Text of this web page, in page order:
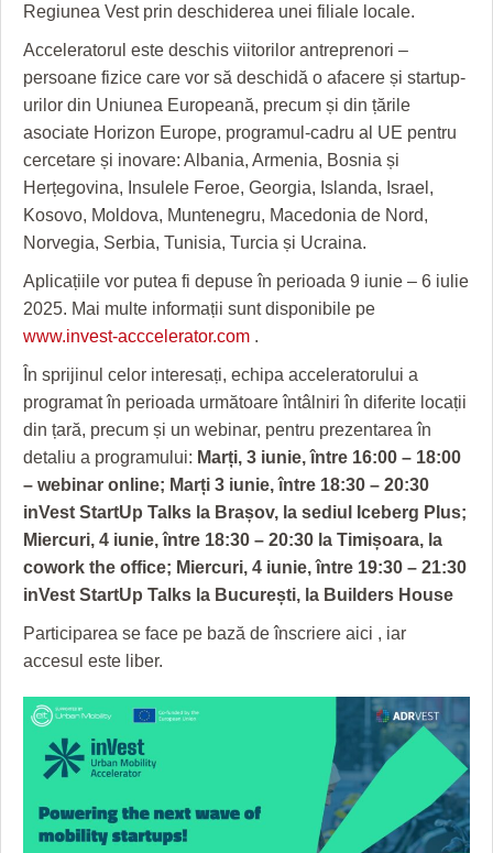
Regiunea Vest prin deschiderea unei filiale locale.
Acceleratorul este deschis viitorilor antreprenori –
persoane fizice care vor să deschidă o afacere și startup-
urilor din Uniunea Europeană, precum și din țările
asociate Horizon Europe, programul-cadru al UE pentru
cercetare și inovare: Albania, Armenia, Bosnia și
Herțegovina, Insulele Feroe, Georgia, Islanda, Israel,
Kosovo, Moldova, Muntenegru, Macedonia de Nord,
Norvegia, Serbia, Tunisia, Turcia și Ucraina.
Aplicațiile vor putea fi depuse în perioada 9 iunie – 6 iulie
2025. Mai multe informații sunt disponibile pe
www.invest-acccelerator.com .
În sprijinul celor interesați, echipa acceleratorului a
programat în perioada următoare întâlniri în diferite locații
din țară, precum și un webinar, pentru prezentarea în
detaliu a programului: Marți, 3 iunie, între 16:00 – 18:00
– webinar online; Marți 3 iunie, între 18:30 – 20:30
inVest StartUp Talks la Brașov, la sediul Iceberg Plus;
Miercuri, 4 iunie, între 18:30 – 20:30 la Timișoara, la
cowork the office; Miercuri, 4 iunie, între 19:30 – 21:30
inVest StartUp Talks la București, la Builders House
Participarea se face pe bază de înscriere aici , iar
accesul este liber.